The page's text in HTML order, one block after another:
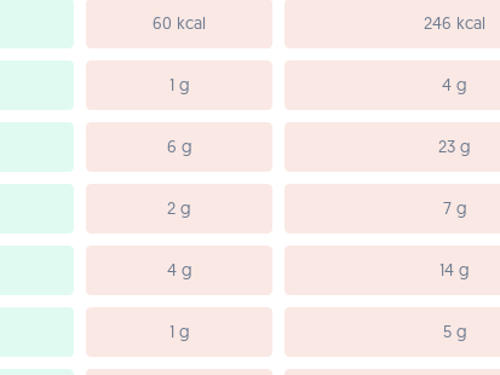
60 kcal 246 kcal
1 g 4 g
6 g 23 g
2 g 7 g
4 g 14 g
1 g 5 g